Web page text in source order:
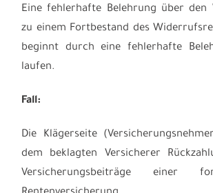
Eine fehlerhafte Belehrung über
zu einem Fortbestand des
beginnt durch eine fehlerhafte
laufen.
Fall:
Die Klägerseite
dem beklagten Versicherer
Versicherungsbeiträge einer